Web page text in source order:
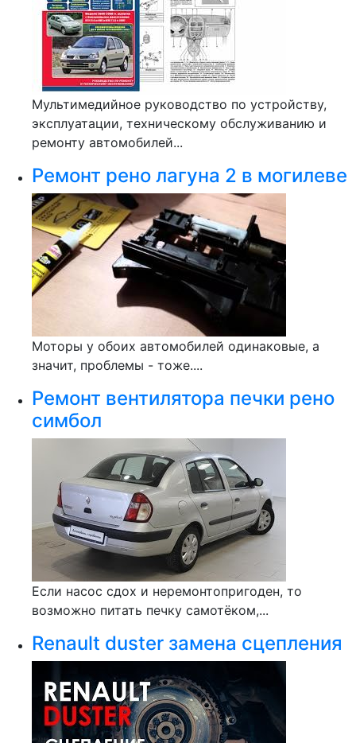
Мультимедийное руководство по устройству,
эксплуатации, техническому обслуживанию и
ремонту автомобилей...
Ремонт рено лагуна 2 в могилеве
Моторы у обоих автомобилей одинаковые, а
значит, проблемы - тоже....
Ремонт вентилятора печки рено
симбол
Если насос сдох и неремонтопригоден, то
возможно питать печку самотёком,...
Renault duster замена сцепления